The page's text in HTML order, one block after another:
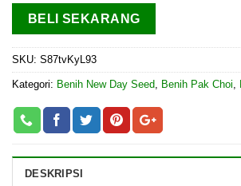
pelanggan
BELI SEKARANG
SKU: S87tvKyL93
Kategori: Benih New Day Seed Benih Pak Choi
DESKRIPSI